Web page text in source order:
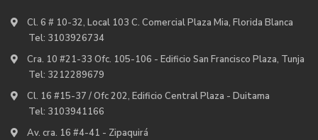
Cl. 6 # 10-32, Local 103 C. Comercial Plaza Mia, Florida Blanca
Tel: 3103926734
Cra. 10 #21-33 Ofc. 105-106 - Edificio San Francisco Plaza, Tunja
Tel: 3212289679
Cl. 16 #15-37 / Ofc 202, Edificio Central Plaza - Duitama
Tel: 3103941166
Av. cra. 16 #4-41 - Zipaquirá